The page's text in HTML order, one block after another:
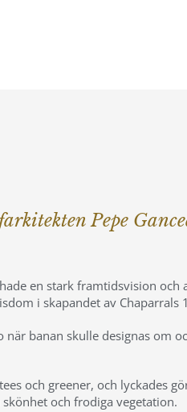
Pepe
en stark framtidsvision och
i skapandet av Chaparrals
banan skulle designas om
och greener, och lyckades
och frodiga vegetation.